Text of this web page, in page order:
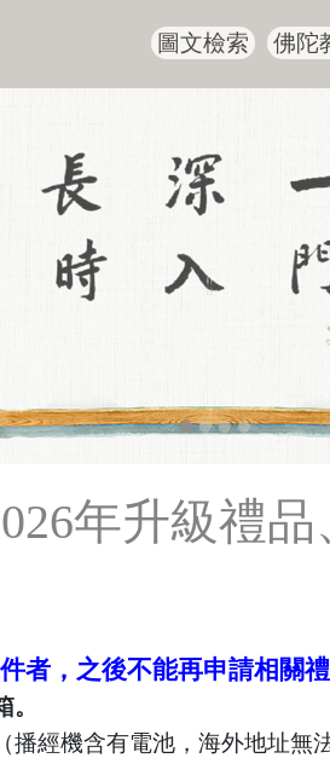
圖文檢索 佛陀
年升級禮
者，之後不能再申請相關禮
（播經機含有電池，海外地址無